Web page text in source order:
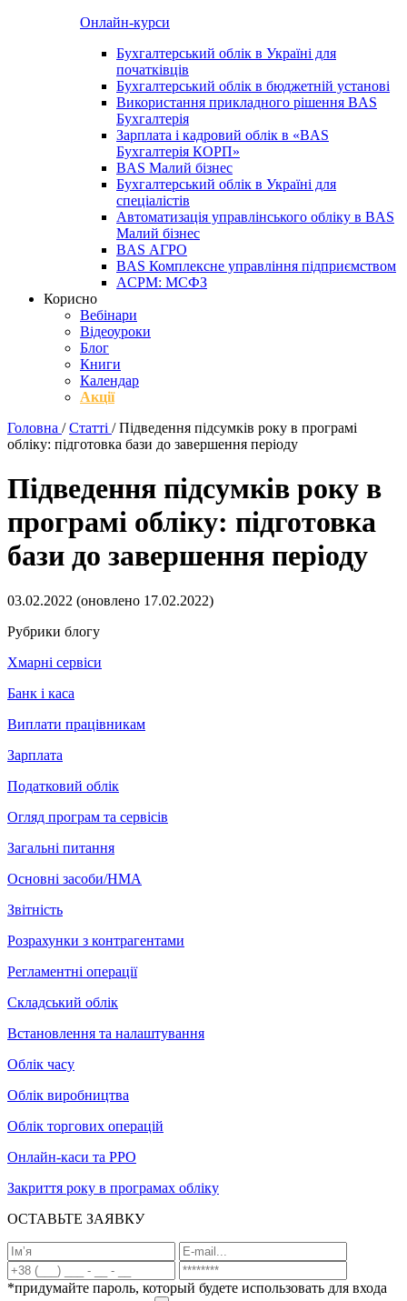
Онлайн-курси
Бухгалтерський облік в Україні для
початківців
Бухгалтерський облік в бюджетній установі
Використання прикладного рішення BAS
Бухгалтерія
Зарплата і кадровий облік в «BAS
Бухгалтерія КОРП»
BAS Малий бізнес
Бухгалтерський облік в Україні для
спеціалістів
Автоматизація управлінського обліку в BAS
Малий бізнес
BAS АГРО
BAS Комплексне управління підприємством
ACPM: МСФЗ
Корисно
Вебінари
Відеоуроки
Блог
Книги
Календар
Акції
Головна / Статті / Підведення підсумків року в програмі
обліку: підготовка бази до завершення періоду
Підведення підсумків року в
програмі обліку: підготовка
бази до завершення періоду
03.02.2022 (оновлено 17.02.2022)
Рубрики блогу
Хмарні сервіси
Банк і каса
Виплати працівникам
Зарплата
Податковий облік
Огляд програм та сервісів
Загальні питання
Основні засоби/НМА
Звітність
Розрахунки з контрагентами
Регламентні операції
Складський облік
Встановлення та налаштування
Облік часу
Облік виробництва
Облік торгових операцій
Онлайн-каси та РРО
Закриття року в програмах обліку
ОСТАВЬТЕ ЗАЯВКУ
*придумайте пароль, который будете использовать для входа